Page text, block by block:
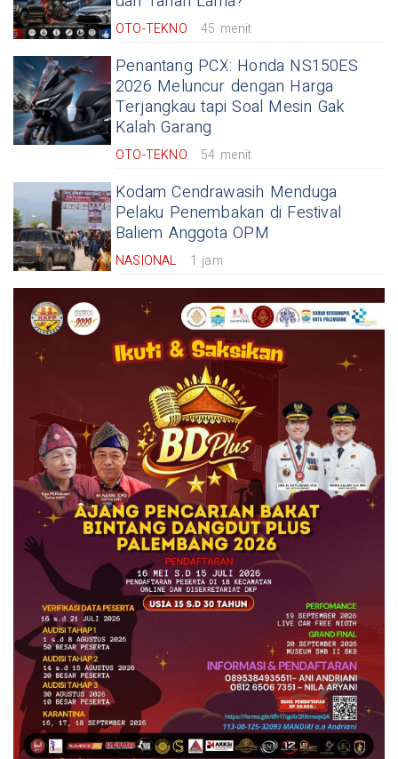
OTO-TEKNO 45 menit
Penantang PCX: Honda NS150ES
2026 Meluncur dengan Harga
Terjangkau tapi Soal Mesin Gak
Kalah Garang
OTO-TEKNO 54 menit
Kodam Cendrawasih Menduga
Pelaku Penembakan di Festival
Baliem Anggota OPM
NASIONAL 1 jam